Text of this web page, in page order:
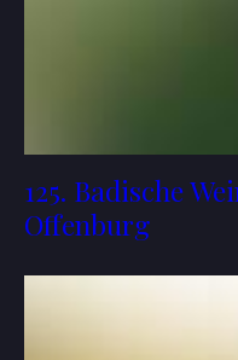
125. Badische
Offenburg